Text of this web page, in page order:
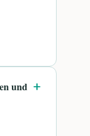
und